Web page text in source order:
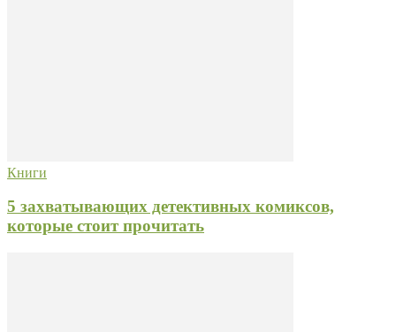
Книги
5 захватывающих детективных комиксов,
которые стоит прочитать